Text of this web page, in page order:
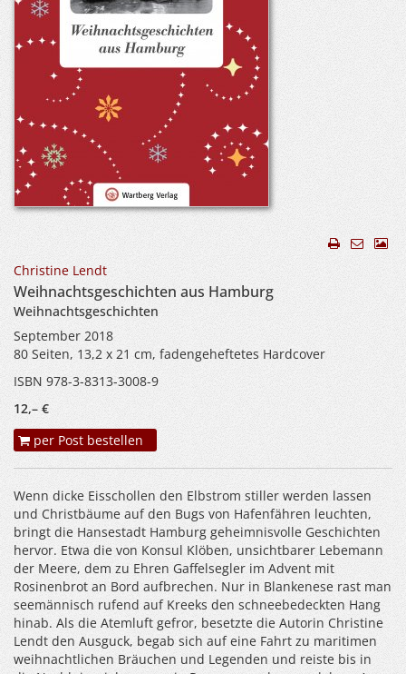
Christine Lendt
Weihnachtsgeschichten aus Hamburg
Weihnachtsgeschichten
September 2018
80 Seiten, 13,2 x 21 cm, fadengeheftetes Hardcover
ISBN 978-3-8313-3008-9
12,– €
per Post bestellen
Wenn dicke Eisschollen den Elbstrom stiller werden lassen
und Christbäume auf den Bugs von Hafenfähren leuchten,
bringt die Hansestadt Hamburg geheimnisvolle Geschichten
hervor. Etwa die von Konsul Klöben, unsichtbarer Lebemann
der Meere, dem zu Ehren Gaffelsegler im Advent mit
Rosinenbrot an Bord aufbrechen. Nur in Blankenese rast man
seemännisch rufend auf Kreeks den schneebedeckten Hang
hinab. Als die Atemluft gefror, besetzte die Autorin Christine
Lendt den Ausguck, begab sich auf eine Fahrt zu maritimen
weihnachtlichen Bräuchen und Legenden und reiste bis in